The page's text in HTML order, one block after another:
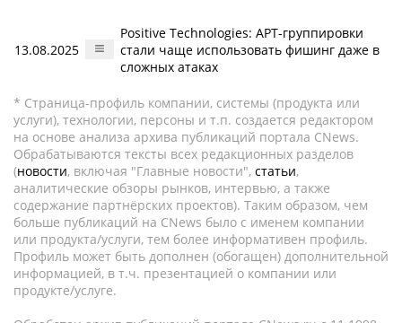
13.08.2025
Positive Technologies: APT-группировки
стали чаще использовать фишинг даже в
сложных атаках
* Страница-профиль компании, системы (продукта или
услуги), технологии, персоны и т.п. создается редактором
на основе анализа архива публикаций портала CNews.
Обрабатываются тексты всех редакционных разделов
(новости, включая "Главные новости", статьи,
аналитические обзоры рынков, интервью, а также
содержание партнёрских проектов). Таким образом, чем
больше публикаций на CNews было с именем компании
или продукта/услуги, тем более информативен профиль.
Профиль может быть дополнен (обогащен) дополнительной
информацией, в т.ч. презентацией о компании или
продукте/услуге.